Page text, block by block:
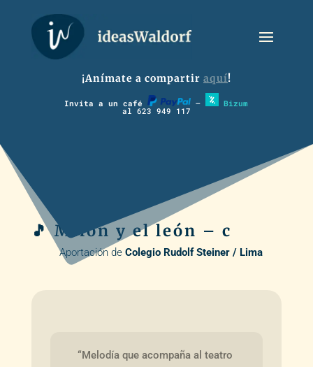
¡Anímate a compartir aquí!
Invita a un café – Bizum
al 623 949 117
🎵 Milon y el león – c
Aportación de Colegio Rudolf Steiner / Lima
“Melodía que acompaña al teatro